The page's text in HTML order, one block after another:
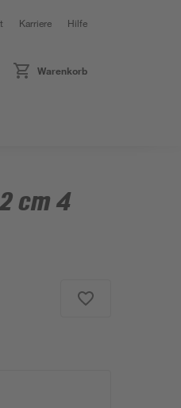
Karriere Hilfe
Warenkorb
cm 4